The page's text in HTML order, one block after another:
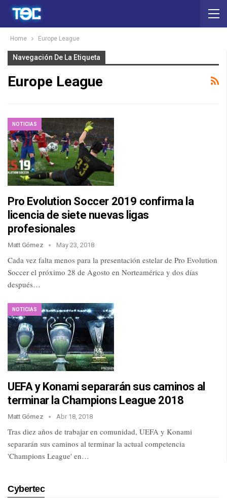
Home Europe League
Navegación De La Etiqueta
Europe League
NOTICIAS
Pro Evolution Soccer 2019 confirma la
licencia de siete nuevas ligas
profesionales
Matt Gómez May 23, 2018
Cada vez falta menos para la presentación estelar de Pro Evolution
Soccer el próximo 28 de Agosto en Norteamérica y dos días
después…
NOTICIAS
UEFA y Konami separarán sus caminos al
terminar la Champions League 2018
Matt Gómez Abr 18, 2018
Tras diez años de trabajar en comunidad, UEFA y Konami
separarán sus caminos al terminar la actual competencia
'Champions League' en…
Cybertec